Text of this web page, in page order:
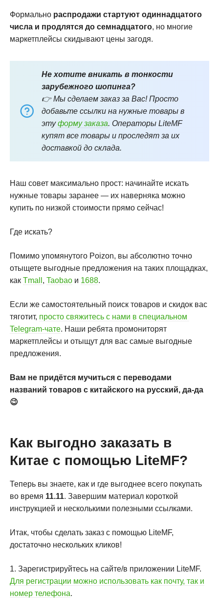
Формально распродажи стартуют одиннадцатого
числа и продлятся до семнадцатого, но многие
маркетплейсы скидывают цены загодя.
Не хотите вникать в тонкости
зарубежного шопинга?
👉 Мы сделаем заказ за Вас! Просто
добавьте ссылки на нужные товары в
этуформу заказа. Операторы LiteMF
купят все товары и проследят за их
доставкой до склада.
Наш совет максимально прост: начинайте искать
нужные товары заранее — их наверняка можно
купить по низкой стоимости прямо сейчас!
Где искать?
Помимо упомянутого Poizon, вы абсолютно точно
отыщете выгодные предложения на таких площадках,
как Tmall , Taobao и 1688.
Если же самостоятельный поиск товаров и скидок вас
тяготит, просто свяжитесь с нами в специальном
Telegram-чате. Наши ребята промониторят
маркетплейсы и отыщут для вас самые выгодные
предложения.
Вам не придётся мучиться с переводами
названий товаров с китайского на русский, да-да
😉
Как выгодно заказать в
Китае с помощью LiteMF?
Теперь вы знаете, как и где выгоднее всего покупать
во время 11.11. Завершим материал короткой
инструкцией и несколькими полезными ссылками.
Итак, чтобы сделать заказ с помощью LiteMF,
достаточно нескольких кликов!
1. Зарегистрируйтесь на сайте/в приложении LiteMF.
Для регистрации можно использовать как почту, так и
номер телефона.